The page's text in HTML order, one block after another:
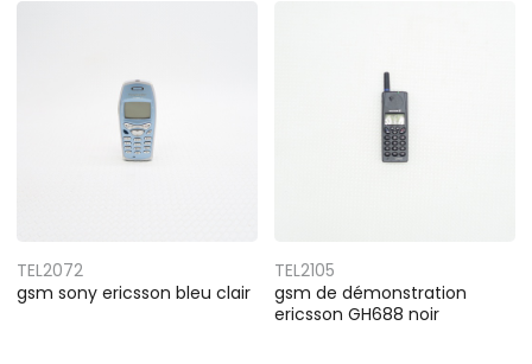
TEL2072
gsm sony ericsson bleu clair
TEL2105
gsm de démonstration
ericsson GH688 noir